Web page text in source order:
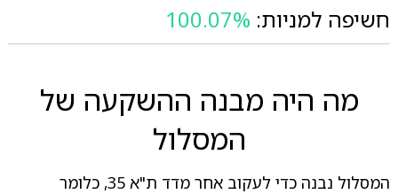
חשיפה למניות: 100.07%
מה היה מבנה ההשקעה של
המסלול
המסלול נבנה כדי לעקוב אחר מדד ת"א 35, כלומר